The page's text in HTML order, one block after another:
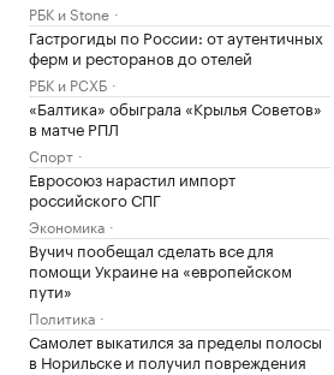
РБК и Stone
Гастрогиды по России: от аутентичных
ферм и ресторанов до отелей
РБК и РСХБ
«Балтика» обыграла «Крылья Советов»
в матче РПЛ
Спорт
Евросоюз нарастил импорт
российского СПГ
Экономика
Вучич пообещал сделать все для
помощи Украине на «европейском
пути»
Политика
Самолет выкатился за пределы полосы
в Норильске и получил повреждения